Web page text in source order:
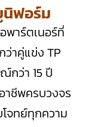
นิฟอร์ม
พาร์ตเนอร์ที่
าคู่แข่ง TP
กว่า 15 ปี
าชีพครบวงจร
จทย์ทุกความ